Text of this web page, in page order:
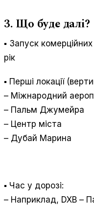
3. Що буде далі?
▪️ Запуск
рік
▪️ Перші локації
– Міжнародний
– Пальм Джумейра
– Центр міста
– Дубай Марина
▪️ Час у дорозі:
– Наприклад, DXB –